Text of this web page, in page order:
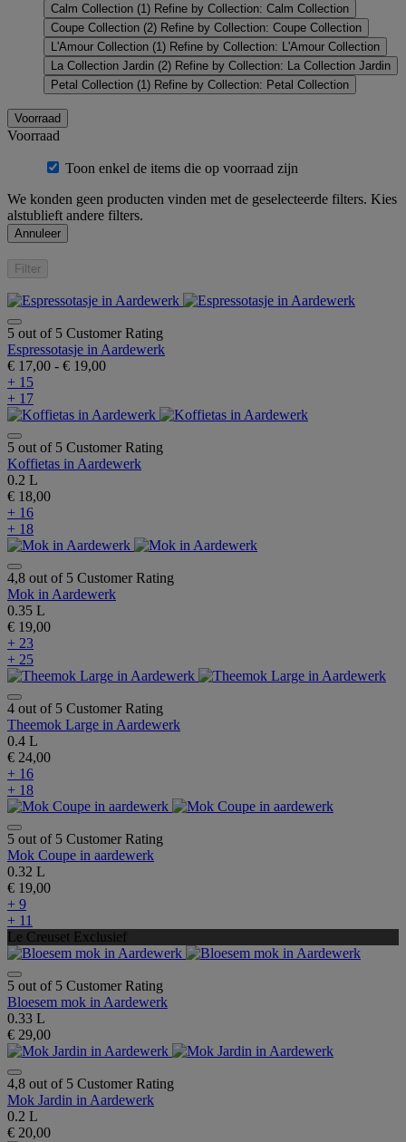
Calm Collection (1) Refine by Collection: Calm Collection
Coupe Collection (2) Refine by Collection: Coupe Collection
L'Amour Collection (1) Refine by Collection: L'Amour Collection
La Collection Jardin (2) Refine by Collection: La Collection Jardin
Petal Collection (1) Refine by Collection: Petal Collection
Voorraad
Voorraad
Toon enkel de items die op voorraad zijn
We konden geen producten vinden met de geselecteerde filters. Kies
alstublieft andere filters.
Annuleer
Filter
5 out of 5 Customer Rating
Espressotasje in Aardewerk
€ 17,00 - € 19,00
+ 15
+ 17
5 out of 5 Customer Rating
Koffietas in Aardewerk
0.2 L
€ 18,00
+ 16
+ 18
4,8 out of 5 Customer Rating
Mok in Aardewerk
0.35 L
€ 19,00
+ 23
+ 25
4 out of 5 Customer Rating
Theemok Large in Aardewerk
0.4 L
€ 24,00
+ 16
+ 18
5 out of 5 Customer Rating
Mok Coupe in aardewerk
0.32 L
€ 19,00
+ 9
+ 11
Le Creuset Exclusief
5 out of 5 Customer Rating
Bloesem mok in Aardewerk
0.33 L
€ 29,00
4,8 out of 5 Customer Rating
Mok Jardin in Aardewerk
0.2 L
€ 20,00